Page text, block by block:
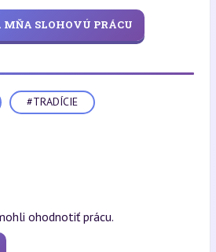
MŇA SLOHOVÚ PRÁCU
#TRADÍCIE
ohodnotiť prácu.